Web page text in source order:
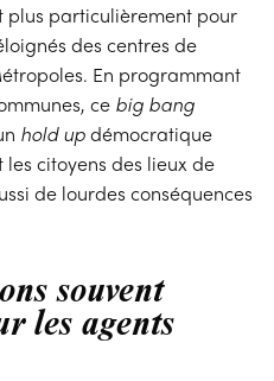
plus particulièrement pour
des centres de
En programmant
ce big bang
hold updémocratique
citoyens des lieux de
de lourdes conséquences
souvent
les agents